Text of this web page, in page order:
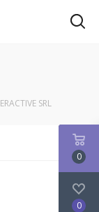
SRL
0
0